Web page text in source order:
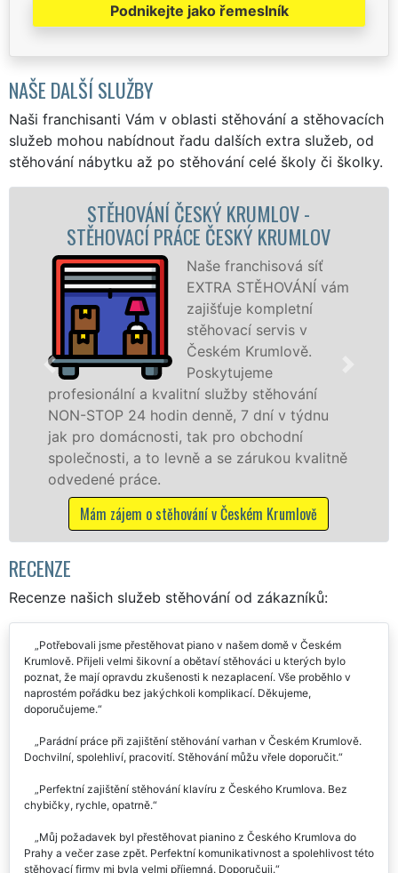
Podnikejte jako řemeslník
NAŠE DALŠÍ SLUŽBY
Naši franchisanti Vám v oblasti stěhování a stěhovacích
služeb mohou nabídnout řadu dalších extra služeb, od
stěhování nábytku až po stěhování celé školy či školky.
ČESKÝ KRUMLOV -
PRÁCE ČESKÝ KRUMLOV
Naše franchisová síť
EXTRA STĚHOVÁNÍ vám
zajišťuje kompletní
stěhovací servis v
Českém Krumlově.
Poskytujeme
a kvalitní služby stěhování
24 hodin denně, 7 dní v týdnu
tak pro obchodní
a to levně a se zárukou kvalitně
o stěhování v Českém Krumlově
technikou.
franchisové
včetně
Mám zájem
RECENZE
Recenze našich služeb stěhování od zákazníků:
Potřebovali jsme přestěhovat piano v našem domě v Českém
Krumlově. Přijeli velmi šikovní a obětaví stěhováci u kterých bylo
poznat, že mají opravdu zkušenosti k nezaplacení. Vše proběhlo v
naprostém pořádku bez jakýchkoli komplikací. Děkujeme,
Parádní práce při zajištění stěhování varhan v Českém Krumlově.
Perfektní zajištění stěhování klavíru z Českého Krumlova. Bez
Můj požadavek byl přestěhovat pianino z Českého Krumlova do